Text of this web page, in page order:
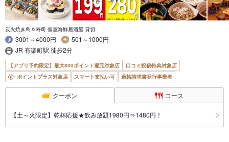
炭火焼き鳥＆寿司 個室海鮮居酒屋 貸切
3001～4000円
501～1000円
JR 有楽町駅 徒歩2分
【アプリ予約限定】最大800ポイント還元対象店
口コミ投稿特典対象店
ポイントプラス対象店
スマート支払い可 適格請求書発行事業者
クーポン コース
【土～火限定】乾杯応援★飲み放題1980円⇒1480円！